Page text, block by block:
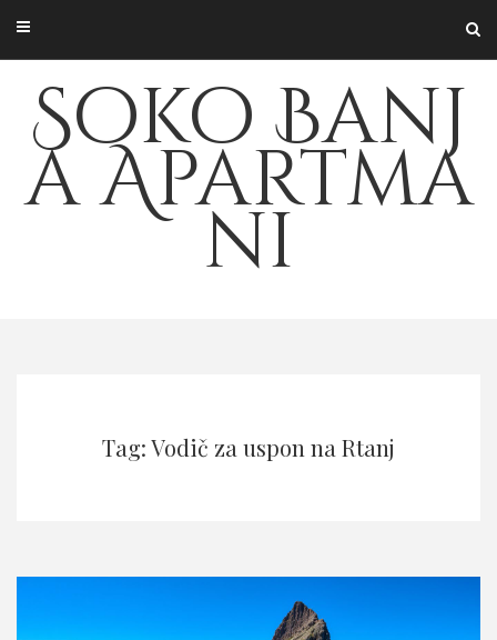
Soko Banj
a Apartma
ni
Tag: Vodič za uspon na Rtanj